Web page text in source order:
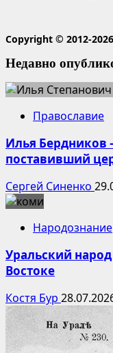
Copyright © 2012-
Недавно
Православие
Илья Бердников
поставивший
Сергей Синенко
Народознание
Уральский
Востоке
Костя Бур